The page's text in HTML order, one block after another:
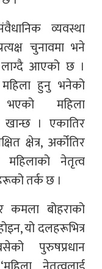
व्यवस्था
चुनावमा भने
लाग्दै आएको छ ।
हुनु भनेको
भएको महिला
। एकातिर
क्षेत्र, अर्कोतिर
नेतृत्व
तर्क छ ।
कमला बोहराको
यो दलहरूभित्र
पुरुषप्रधान